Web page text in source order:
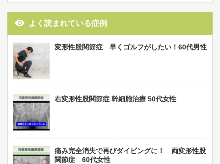
よく読まれている症例
変形性股関節症 早くゴルフがしたい！60代男性
右変形性股関節症 幹細胞治療 50代女性
痛み完全消失で再びダイビングに！ 両変形性股
関節症 60代女性